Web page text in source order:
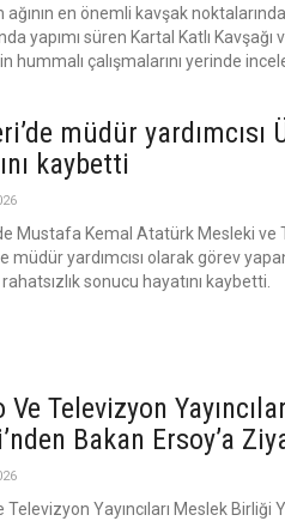
ağının en önemli kavşak
yapımı süren Kartal Katlı Kavşağı
hummalı çalışmalarını yerinde
müdür yardımcısı
kaybetti
Mustafa Kemal Atatürk Mesleki ve
müdür yardımcısı olarak görev
sonucu hayatını kaybetti.
Ve Televizyon
Bakan Ersoy’a
Televizyon Yayıncıları Meslek Birliği